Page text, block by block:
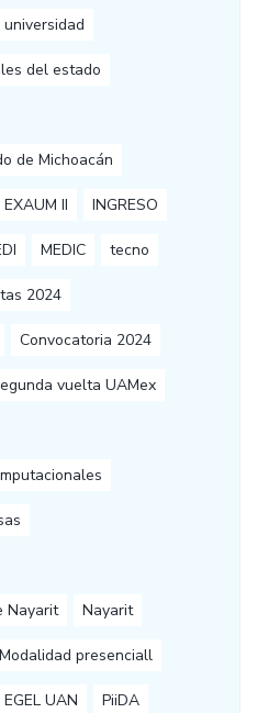
del estado
de Michoacán
II INGRESO
MEDIC tecno
2024
Convocatoria 2024
vuelta UAMex
Nayarit Nayarit
Modalidad presenciall
EGEL UAN PiiDA